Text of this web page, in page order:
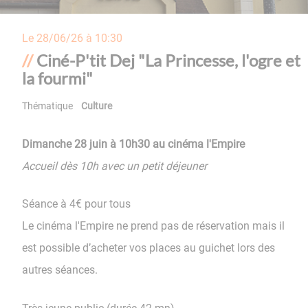
Le 28/06/26 à 10:30
Ciné-P'tit Dej "La Princesse, l'ogre et
la fourmi"
Thématique Culture
Dimanche 28 juin à 10h30 au cinéma l'Empire
Accueil dès 10h avec un petit déjeuner
Séance à 4€ pour tous
Le cinéma l'Empire ne prend pas de réservation mais il
est possible d’acheter vos places au guichet lors des
autres séances.